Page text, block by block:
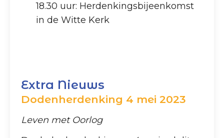
18.30 uur: Herdenkingsbijeenkomst
in de Witte Kerk
Extra Nieuws
Dodenherdenking 4 mei 2023
Leven met Oorlog